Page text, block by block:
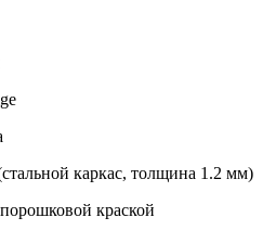
каркас, толщина 1.2 мм)
краской